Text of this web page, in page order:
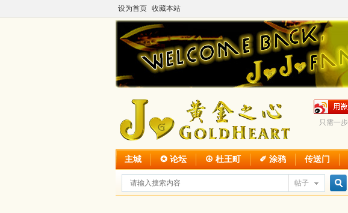
设为首页 收藏本站
只需一
主城 ✪ 论坛 ☮ 杜王町 ✐ 涂鸦 传送门
帖子